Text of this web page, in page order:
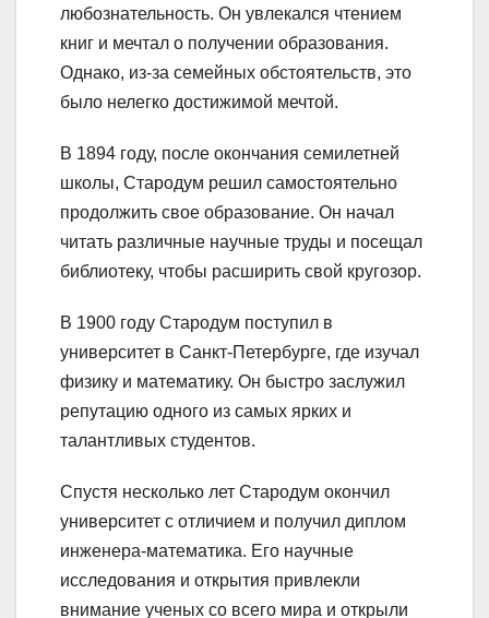
любознательность. Он увлекался чтением
книг и мечтал о получении образования.
Однако, из-за семейных обстоятельств, это
было нелегко достижимой мечтой.
В 1894 году, после окончания семилетней
школы, Стародум решил самостоятельно
продолжить свое образование. Он начал
читать различные научные труды и посещал
библиотеку, чтобы расширить свой кругозор.
В 1900 году Стародум поступил в
университет в Санкт-Петербурге, где изучал
физику и математику. Он быстро заслужил
репутацию одного из самых ярких и
талантливых студентов.
Спустя несколько лет Стародум окончил
университет с отличием и получил диплом
инженера-математика. Его научные
исследования и открытия привлекли
внимание ученых со всего мира и открыли